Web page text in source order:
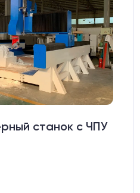
станок с ЧПУ